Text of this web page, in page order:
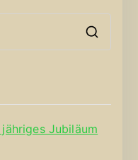
Jubiläum